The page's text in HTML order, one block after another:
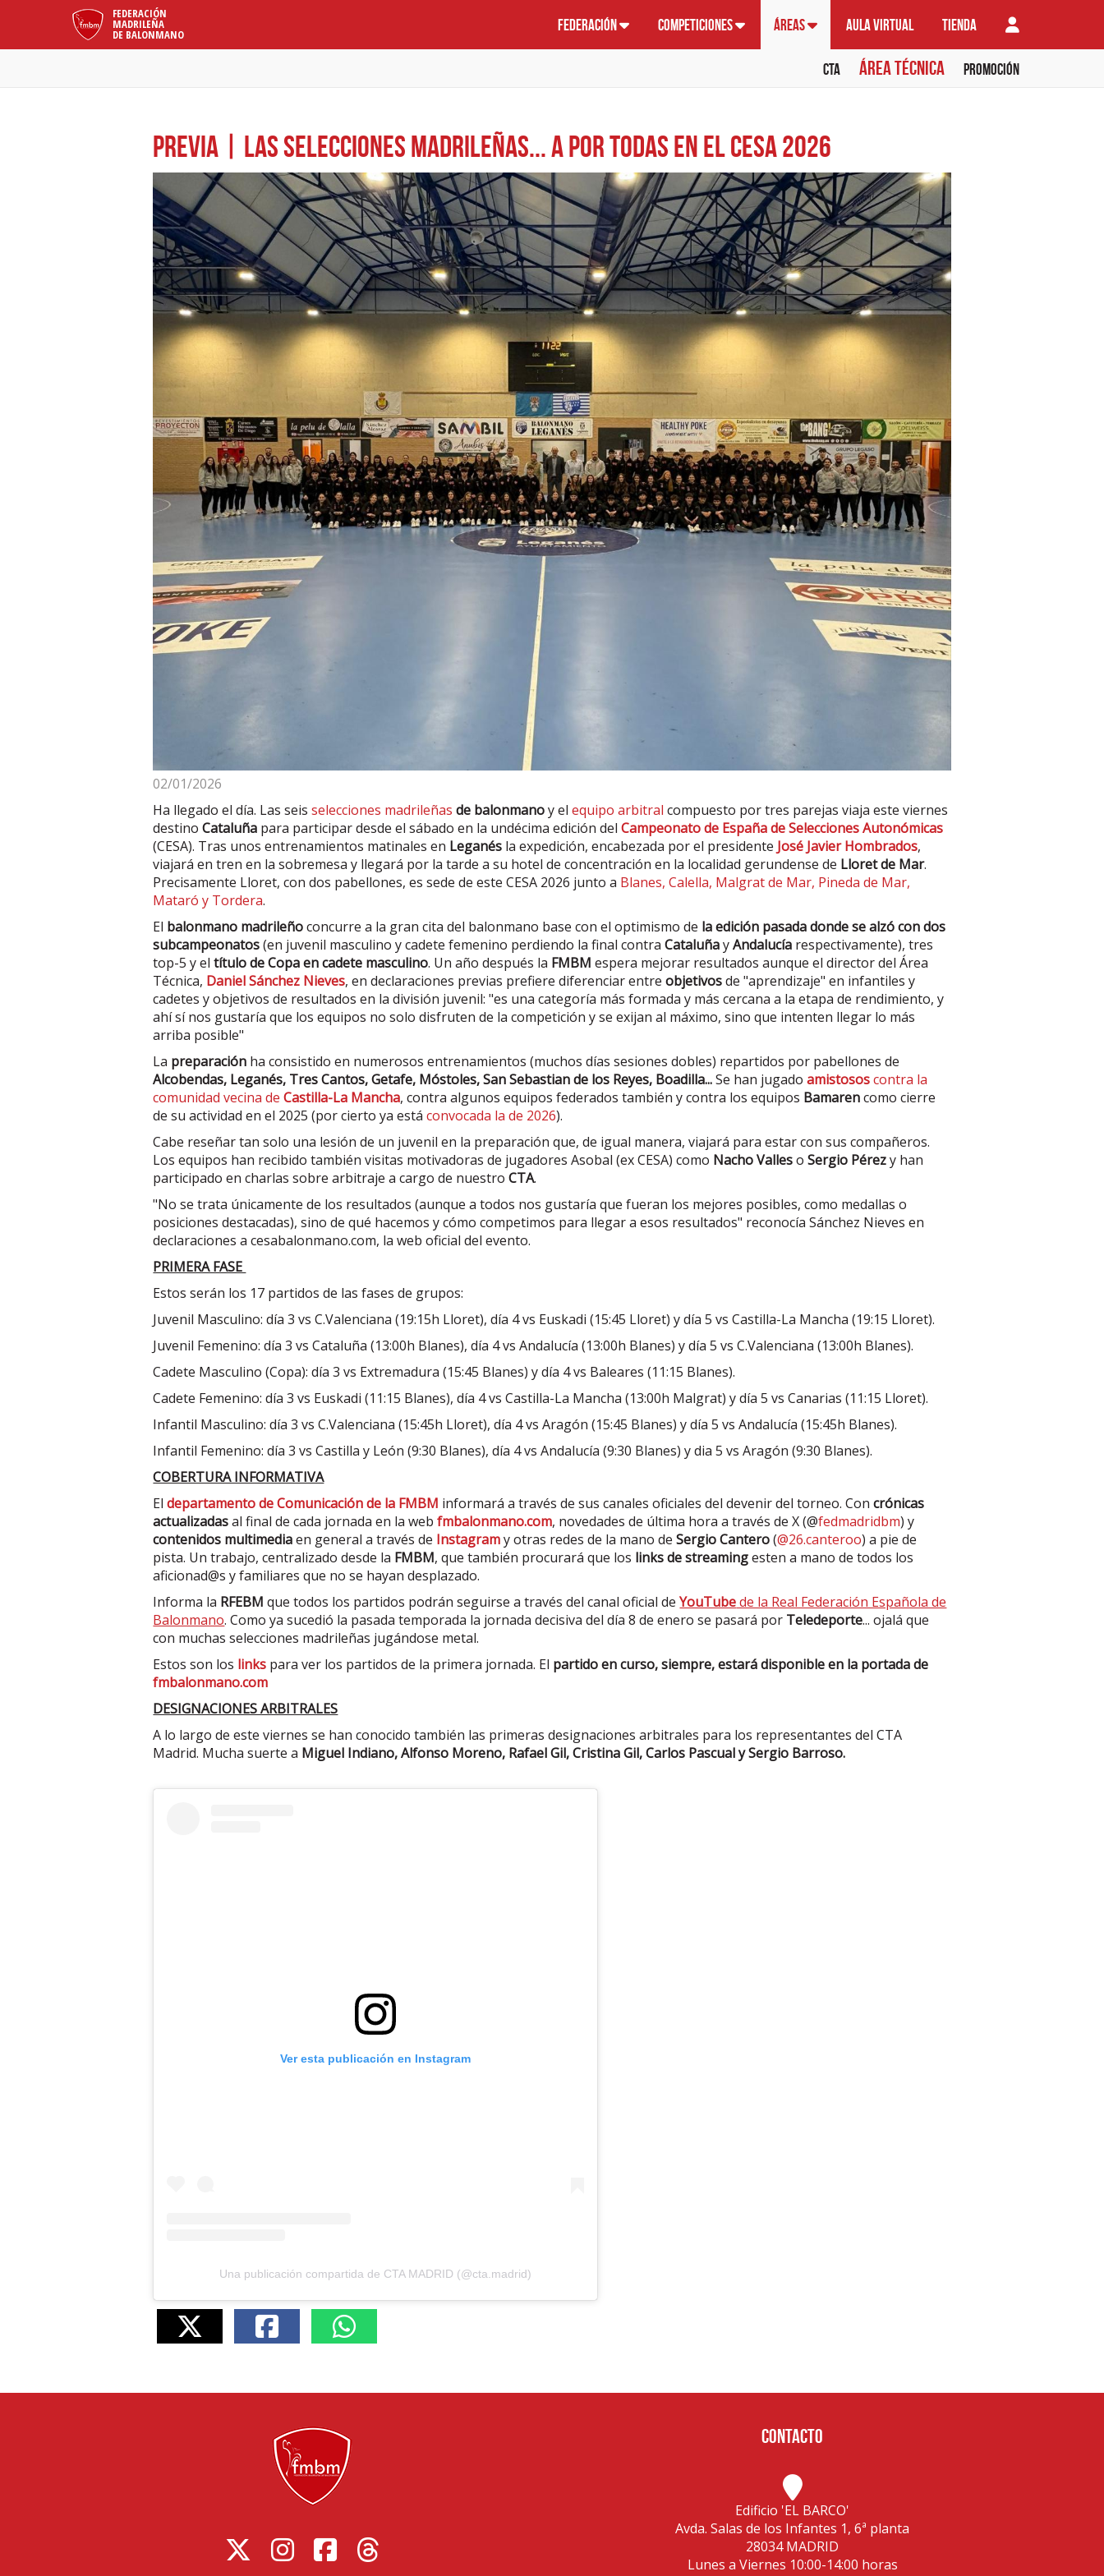
FEDERACIÓN
MADRILEÑA
DE BALONMANO
Federación Competiciones Áreas Aula virtual Tienda
CTA Área técnica Promoción
PREVIA | Las selecciones madrileñas... a por todas en el CESA 2026
02/01/2026
Ha llegado el día. Las seisselecciones madrileñas de balonmanoy elequipo arbitral compuesto por tres parejas viaja este viernes
destinoCataluña para participar desde el sábado en la undécima edición delCampeonato de España de Selecciones Autonómicas
(CESA). Tras unos entrenamientos matinales en Leganés la expedición, encabezada por el presidente José Javier Hombrados,
viajará en tren en la sobremesa y llegará por la tarde a su hotel de concentración en la localidad gerundense de Lloret de Mar.
Precisamente Lloret, con dos pabellones, es sede de este CESA 2026 junto a Blanes, Calella, Malgrat de Mar, Pineda de Mar,
Mataró y Tordera.
El balonmano madrileñoconcurre a la gran cita del balonmano base con el optimismo de la edición pasada donde se alzó con dos
subcampeonatos(en juvenil masculino y cadete femenino perdiendo la final contraCataluñayAndalucía respectivamente), tres
top-5 y eltítulo de Copa en cadete masculino. Un año después la FMBM espera mejorar resultados aunque el director del Área
Técnica, Daniel Sánchez Nieves, en declaraciones previas prefiere diferenciar entreobjetivosde "aprendizaje" en infantiles y
cadetes y objetivos de resultados en la división juvenil: "es una categoría más formada y más cercana a la etapa de rendimiento, y
ahí sí nos gustaría que los equipos no solo disfruten de la competición y se exijan al máximo, sino que intenten llegar lo más
arriba posible"
La preparación ha consistido en numerosos entrenamientos (muchos días sesiones dobles) repartidos por pabellones de
Alcobendas, Leganés, Tres Cantos, Getafe, Móstoles, San Sebastian de los Reyes, Boadilla...Se han jugadoamistososcontra la
comunidad vecina deCastilla-La Mancha, contra algunos equipos federados también y contra los equipos Bamarencomo cierre
de su actividad en el 2025 (por cierto ya estáconvocada la de 2026).
Cabe reseñar tan solo una lesión de un juvenil en la preparación que, de igual manera, viajará para estar con sus compañeros.
Los equipos han recibido también visitas motivadoras de jugadores Asobal (ex CESA) como Nacho VallesoSergio Pérezy han
participado en charlas sobre arbitraje a cargo de nuestroCTA.
"No se trata únicamente de los resultados (aunque a todos nos gustaría que fueran los mejores posibles, como medallas o
posiciones destacadas), sino de qué hacemos y cómo competimos para llegar a esos resultados" reconocía Sánchez Nieves en
declaraciones a cesabalonmano.com, la web oficial del evento.
PRIMERA FASE
Estos serán los 17 partidos de las fases de grupos:
Juvenil Masculino: día 3 vs C.Valenciana (19:15h Lloret), día 4 vs Euskadi (15:45 Lloret) y día 5 vs Castilla-La Mancha (19:15 Lloret).
Juvenil Femenino: día 3 vs Cataluña (13:00h Blanes), día 4 vs Andalucía (13:00h Blanes) y día 5 vs C.Valenciana (13:00h Blanes).
Cadete Masculino (Copa): día 3 vs Extremadura (15:45 Blanes) y día 4 vs Baleares (11:15 Blanes).
Cadete Femenino: día 3 vs Euskadi (11:15 Blanes), día 4 vs Castilla-La Mancha (13:00h Malgrat) y día 5 vs Canarias (11:15 Lloret).
Infantil Masculino: día 3 vs C.Valenciana (15:45h Lloret), día 4 vs Aragón (15:45 Blanes) y día 5 vs Andalucía (15:45h Blanes).
Infantil Femenino: día 3 vs Castilla y León (9:30 Blanes), día 4 vs Andalucía (9:30 Blanes) y dia 5 vs Aragón (9:30 Blanes).
COBERTURA INFORMATIVA
Eldepartamento de Comunicación de la FMBM informará a través de sus canales oficiales del devenir del torneo. Concrónicas
actualizadasal final de cada jornada en la webfmbalonmano.com, novedades de última hora a través de X (@fedmadridbm) y
contenidos multimediaen general a través de Instagram y otras redes de la mano deSergio Cantero(@26.canteroo) a pie de
pista. Un trabajo, centralizado desde la FMBM, que también procurará que los links de streamingesten a mano de todos los
aficionad@s y familiares que no se hayan desplazado.
Informa la RFEBM que todos los partidos podrán seguirse a través del canal oficial deYouTubede la Real Federación Española de
Balonmano. Como ya sucedió la pasada temporada la jornada decisiva del día 8 de enero se pasará por Teledeporte... ojalá que
con muchas selecciones madrileñas jugándose metal.
Estos son los links para ver los partidos de la primera jornada. El partido en curso, siempre, estará disponible en la portada de
fmbalonmano.com
DESIGNACIONES ARBITRALES
A lo largo de este viernes se han conocido también las primeras designaciones arbitrales para los representantes del CTA
Madrid. Mucha suerte a Miguel Indiano, Alfonso Moreno, Rafael Gil, Cristina Gil, Carlos Pascual y Sergio Barroso.
Ver esta publicación en Instagram
Una publicación compartida de CTA MADRID (@cta.madrid)
Contacto
Edificio 'EL BARCO'
Avda. Salas de los Infantes 1, 6ª planta
28034 MADRID
Lunes a Viernes 10:00-14:00 horas